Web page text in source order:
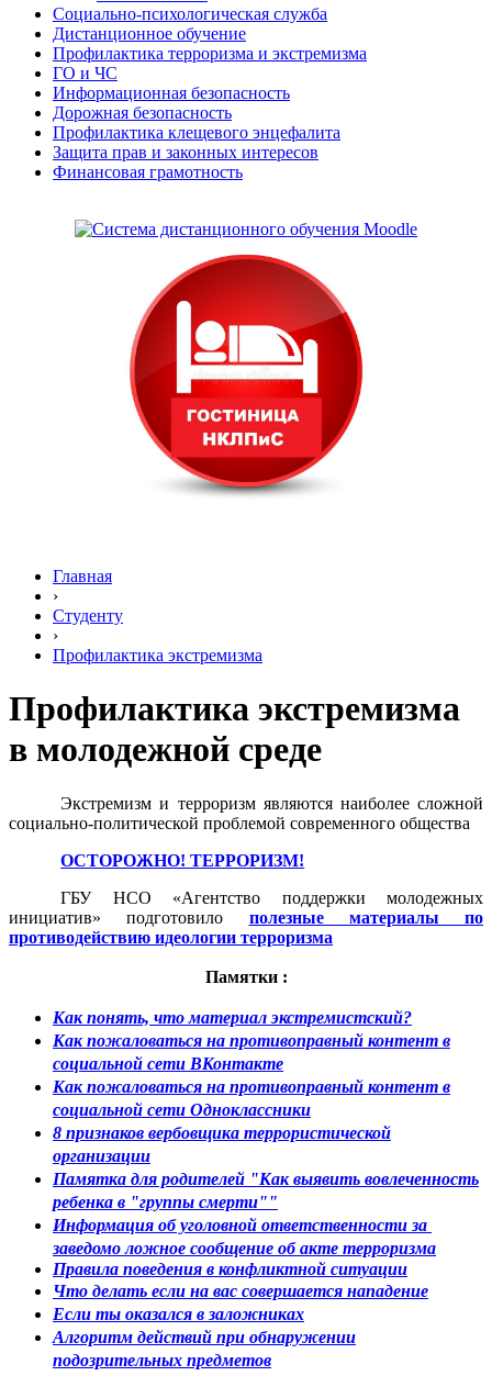
Социально-психологическая служба
Дистанционное обучение
Профилактика терроризма и экстремизма
ГО и ЧС
Информационная безопасность
Дорожная безопасность
Профилактика клещевого энцефалита
Защита прав и законных интересов
Финансовая грамотность
Главная
›
Студенту
›
Профилактика экстремизма
Профилактика экстремизма
в молодежной среде
Экстремизм и терроризм являются наиболее сложной
социально-политической проблемой современного общества
ОСТОРОЖНО! ТЕРРОРИЗМ!
ГБУ НСО «Агентство поддержки молодежных
инициатив» подготовило полезные материалы по
противодействию идеологии терроризма
Памятки :
Как понять, что материал экстремистский?
Как пожаловаться на противоправный контент в
социальной сети ВКонтакте
Как пожаловаться на противоправный контент в
социальной сети Одноклассники
8 признаков вербовщика террористической
организации
Памятка для родителей "Как выявить вовлеченность
ребенка в "группы смерти""
Информация об уголовной ответственности за
заведомо ложное сообщение об акте терроризма
Правила поведения в конфликтной ситуации
Что делать если на вас совершается нападение
Если ты оказался в заложниках
Алгоритм действий при обнаружении
подозрительных предметов